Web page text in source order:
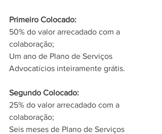
Primeiro Colocado:
50% do valor arrecadado com a
colaboração;
Um ano de Plano de Serviços
Advocatícios inteiramente grátis.
Segundo Colocado:
25% do valor arrecadado com a
colaboração;
Seis meses de Plano de Serviços